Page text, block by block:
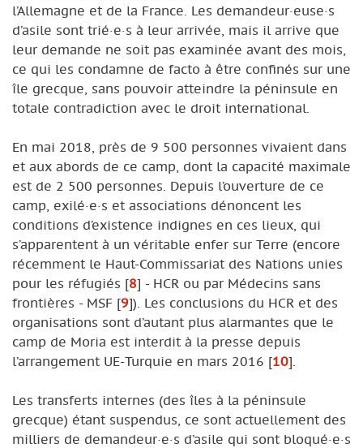
l’Allemagne et de la France. Les demandeur·euse·s
d’asile sont trié·e·s à leur arrivée, mais il arrive que
leur demande ne soit pas examinée avant des mois,
ce qui les condamne de facto à être confinés sur une
île grecque, sans pouvoir atteindre la péninsule en
totale contradiction avec le droit international.
En mai 2018, près de 9 500 personnes vivaient dans
et aux abords de ce camp, dont la capacité maximale
est de 2 500 personnes. Depuis l’ouverture de ce
camp, exilé·e·s et associations dénoncent les
conditions d’existence indignes en ces lieux, qui
s’apparentent à un véritable enfer sur Terre (encore
récemment le Haut-Commissariat des Nations unies
pour les réfugiés [8] - HCR ou par Médecins sans
frontières - MSF [9]). Les conclusions du HCR et des
organisations sont d’autant plus alarmantes que le
camp de Moria est interdit à la presse depuis
l’arrangement UE-Turquie en mars 2016 [10]
Les transferts internes (des îles à la péninsule
grecque) étant suspendus, ce sont actuellement des
milliers de demandeur·e·s d’asile qui sont bloqué·e·s